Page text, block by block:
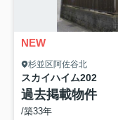
NEW
杉並区阿佐谷北
スカイハイム202
過去掲載物件
/築33年